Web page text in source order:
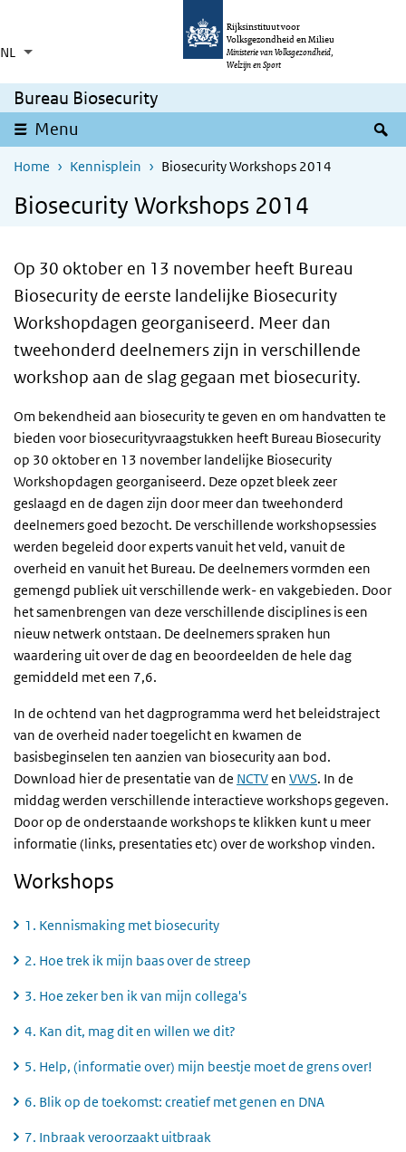
Overslaan en naar de inhoud gaan
Rijksinstituut voor
Volksgezondheid en Milieu
Ministerie van Volksgezondheid,
Welzijn en Sport
NL Taalkeuze
Aanvullende acties weergeven
Ingeklapt
Bureau Biosecurity
Menu
Home Kennisplein Biosecurity Workshops 2014
Biosecurity Workshops 2014
Op 30 oktober en 13 november heeft Bureau
Biosecurity de eerste landelijke Biosecurity
Workshopdagen georganiseerd. Meer dan
tweehonderd deelnemers zijn in verschillende
workshop aan de slag gegaan met biosecurity.
Om bekendheid aan biosecurity te geven en om handvatten te
bieden voor biosecurityvraagstukken heeft Bureau Biosecurity
op 30 oktober en 13 november landelijke Biosecurity
Workshopdagen georganiseerd. Deze opzet bleek zeer
geslaagd en de dagen zijn door meer dan tweehonderd
deelnemers goed bezocht. De verschillende workshopsessies
werden begeleid door experts vanuit het veld, vanuit de
overheid en vanuit het Bureau. De deelnemers vormden een
gemengd publiek uit verschillende werk- en vakgebieden. Door
het samenbrengen van deze verschillende disciplines is een
nieuw netwerk ontstaan. De deelnemers spraken hun
waardering uit over de dag en beoordeelden de hele dag
gemiddeld met een 7,6.
In de ochtend van het dagprogramma werd het beleidstraject
van de overheid nader toegelicht en kwamen de
basisbeginselen ten aanzien van biosecurity aan bod.
Download hier de presentatie van de NCTVen VWS. In de
middag werden verschillende interactieve workshops gegeven.
Door op de onderstaande workshops te klikken kunt u meer
informatie (links, presentaties etc) over de workshop vinden.
Workshops
1. Kennismaking met biosecurity
2. Hoe trek ik mijn baas over de streep
3. Hoe zeker ben ik van mijn collega's
4. Kan dit, mag dit en willen we dit?
5. Help, (informatie over) mijn beestje moet de grens over!
6. Blik op de toekomst: creatief met genen en DNA
7. Inbraak veroorzaakt uitbraak